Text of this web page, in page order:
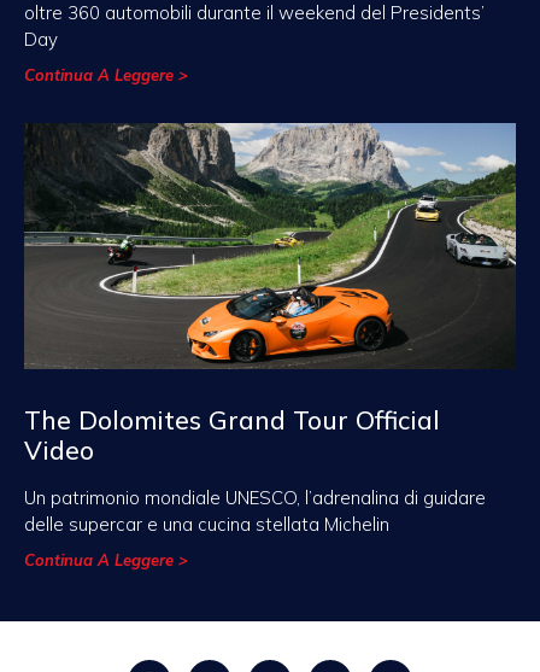
oltre 360 automobili durante il weekend del Presidents’
Day
Continua A Leggere >
The Dolomites Grand Tour Official
Video
Un patrimonio mondiale UNESCO, l’adrenalina di guidare
delle supercar e una cucina stellata Michelin
Continua A Leggere >